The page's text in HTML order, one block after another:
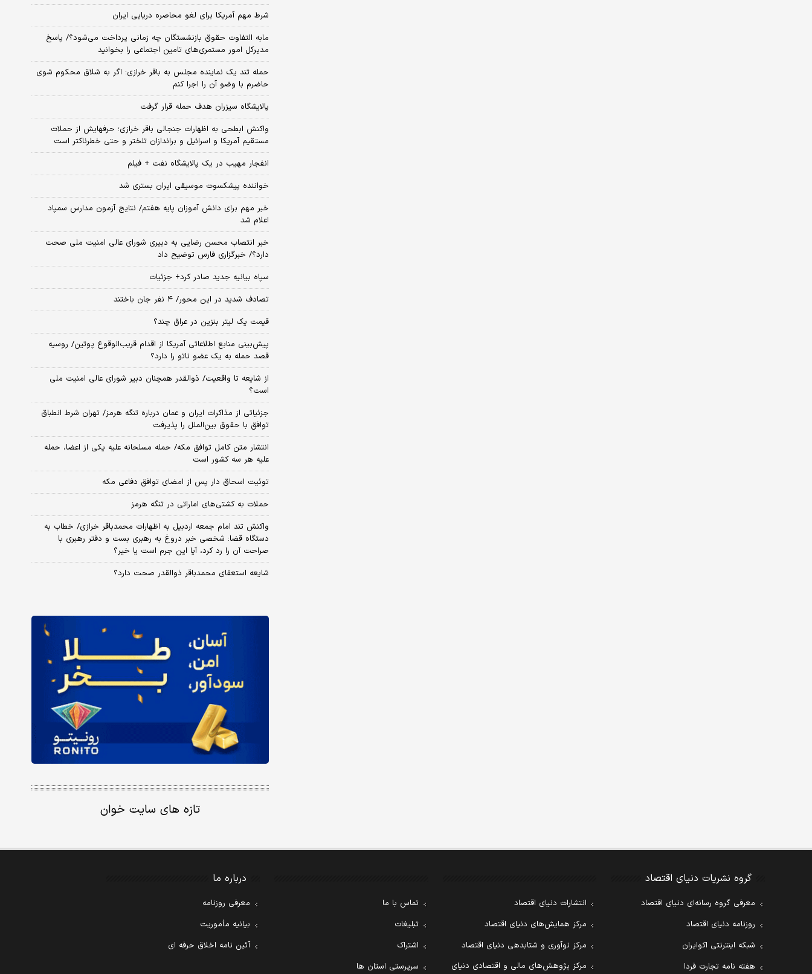
شرط مهم آمریکا برای لغو محاصره دریایی ایران
مابه التفاوت حقوق بازنشستگان چه زمانی پرداخت می‌شود؟/ پاسخ
مدیرکل امور مستمری‌های تامین اجتماعی را بخوانید
حمله تند یک نماینده مجلس به باقر خرازی: اگر به شلاق محکوم شوی
حاضرم با وضو آن را اجرا کنم
پالایشگاه سیزران هدف حمله قرار گرفت
واکنش ابطحی به اظهارات جنجالی باقر خرازی؛ حرفهایش از حملات
مستقیم آمریکا و اسرائیل و براندازان تلختر و حتی خطرناکتر است
انفجار مهیب در یک پالایشگاه نفت + فیلم
خواننده پیشکسوت موسیقی ایران بستری شد
خبر مهم برای دانش آموزان پایه هفتم/ نتایج آزمون مدارس سمپاد
اعلام شد
خبر انتصاب محسن رضایی به دبیری شورای عالی امنیت ملی صحت
دارد؟/ خبرگزاری فارس توضیح داد
سپاه بیانیه جدید صادر کرد+ جزئیات
تصادف شدید در این محور/ ۴ نفر جان باختند
قیمت یک لیتر بنزین در عراق چند؟
پیش‌بینی منابع اطلاعاتی آمریکا از اقدام قریب‌الوقوع پوتین/ روسیه
قصد حمله به یک عضو ناتو را دارد؟
از شایعه تا واقعیت/ ذوالقدر همچنان دبیر شورای ‌عالی امنیت ملی
است؟
جزئیاتی از مذاکرات ایران و عمان درباره تنگه هرمز/ تهران شرط انطباق
توافق با حقوق بین‌الملل را پذیرفت
انتشار متن کامل توافق مکه/ حمله مسلحانه علیه یکی از اعضا، حمله
علیه هر سه کشور است
توئیت اسحاق دار پس از امضای توافق دفاعی مکه
حملات به کشتی‌های اماراتی در تنگه هرمز
واکنش تند امام جمعه اردبیل به اظهارات محمدباقر خرازی/ خطاب به
دستگاه قضا: شخصی خبر دروغ به رهبری بست و دفتر رهبری با
صراحت آن را رد کرد، آیا این جرم است یا خیر؟
شایعه استعفای محمدباقر ذوالقدر صحت دارد؟
تازه های سایت خوان
گروه نشریات دنیای اقتصاد
معرفی گروه رسانه‌ای دنیای اقتصاد
روزنامه دنیای اقتصاد
شبکه اینترنتی اکوایران
هفته نامه تجارت فردا
انتشارات دنیای اقتصاد
مرکز همایش‌های دنیای اقتصاد
مرکز نوآوری و شتابدهی دنیای اقتصاد
مرکز پژوهش‌های مالی و اقتصادی دنیای
تماس با ما
تبلیغات
اشتراک
سرپرستی استان ها
درباره ما
معرفی روزنامه
بیانیه مأموریت
آئین نامه اخلاق حرفه ای